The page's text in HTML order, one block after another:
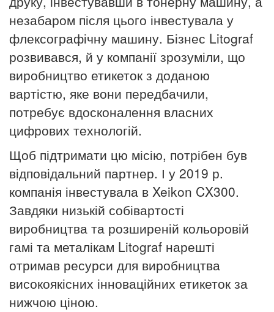
незабаром після цього інвестувала у
флексографічну машину. Бізнес Litograf
розвивався, й у компанії зрозуміли, що
виробництво етикеток з доданою
вартістю, яке вони передбачили,
потребує вдосконалення власних
цифрових технологій.
Щоб підтримати цю місію, потрібен був
відповідальний партнер. І у 2019 р.
компанія інвестувала в Xeikon CX300.
Завдяки низькій собівартості
виробництва та розширеній кольоровій
гамі та металікам Litograf нарешті
отримав ресурси для виробництва
високоякісних інноваційних етикеток за
нижчою ціною.